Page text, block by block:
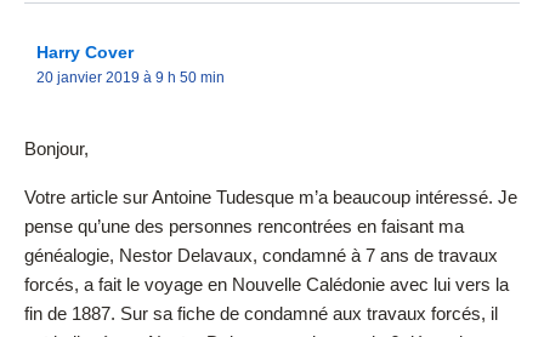
Harry Cover
20 janvier 2019 à 9 h 50 min
Bonjour,
Votre article sur Antoine Tudesque m’a beaucoup intéressé. Je
pense qu’une des personnes rencontrées en faisant ma
généalogie, Nestor Delavaux, condamné à 7 ans de travaux
forcés, a fait le voyage en Nouvelle Calédonie avec lui vers la
fin de 1887. Sur sa fiche de condamné aux travaux forcés, il